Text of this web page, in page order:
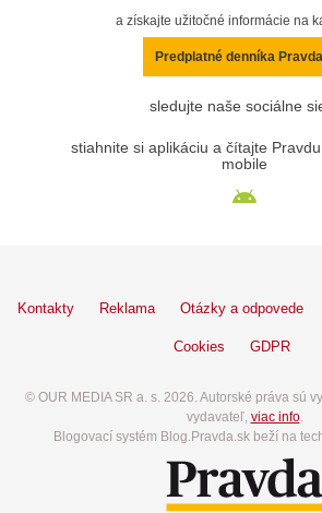
a získajte užitočné informácie na
Predplatné denníka Pravda
sledujte naše sociálne
stiahnite si aplikáciu a čítajte
mobile
Kontakty Reklama Otázky a odpovede
Cookies GDPR
© OUR MEDIA SR a. s. 2026. Autorské práva sú
vydavateľ, viac info.
Blogovací systém Blog.Pravda.sk beží na